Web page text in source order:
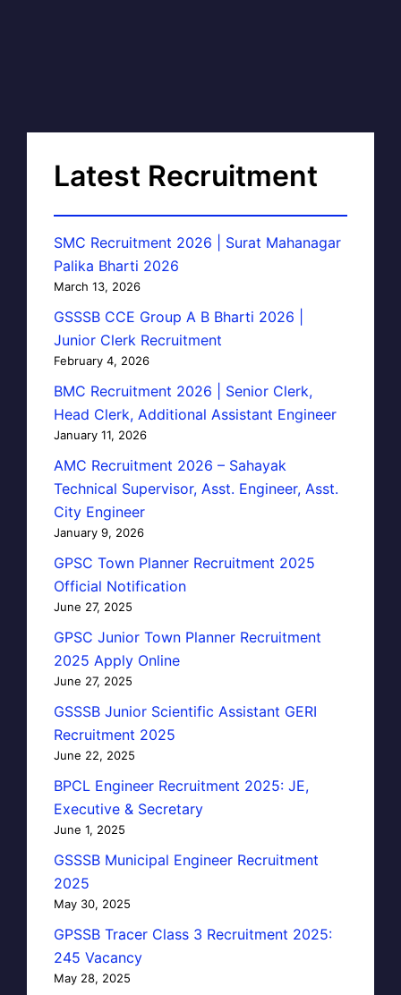
Latest Recruitment
SMC Recruitment 2026 | Surat Mahanagar
Palika Bharti 2026
March 13, 2026
GSSSB CCE Group A B Bharti 2026 |
Junior Clerk Recruitment
February 4, 2026
BMC Recruitment 2026 | Senior Clerk,
Head Clerk, Additional Assistant Engineer
January 11, 2026
AMC Recruitment 2026 – Sahayak
Technical Supervisor, Asst. Engineer, Asst.
City Engineer
January 9, 2026
GPSC Town Planner Recruitment 2025
Official Notification
June 27, 2025
GPSC Junior Town Planner Recruitment
2025 Apply Online
June 27, 2025
GSSSB Junior Scientific Assistant GERI
Recruitment 2025
June 22, 2025
BPCL Engineer Recruitment 2025: JE,
Executive & Secretary
June 1, 2025
GSSSB Municipal Engineer Recruitment
2025
May 30, 2025
GPSSB Tracer Class 3 Recruitment 2025:
245 Vacancy
May 28, 2025